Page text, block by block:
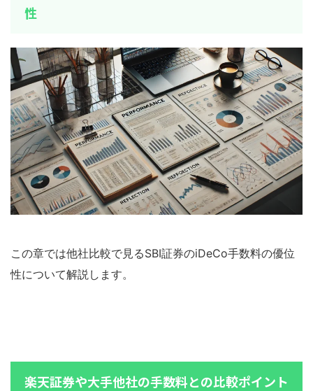
性
この章では他社比較で見るSBI証券のiDeCo手数料の優位
性について解説します。
楽天証券や大手他社の手数料との比較ポイント